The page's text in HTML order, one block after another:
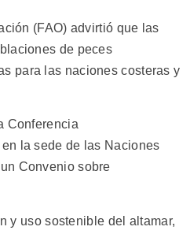
(FAO) advirtió que las
de peces
para las naciones costeras y
Conferencia
la sede de las Naciones
Convenio sobre
y uso sostenible del altamar,